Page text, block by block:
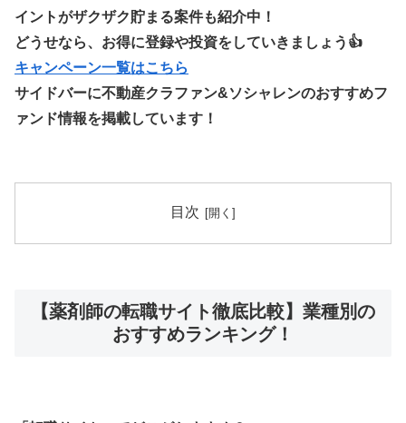
イントがザクザク貯まる案件も紹介中！
どうせなら、お得に登録や投資をしていきましょう👍
キャンペーン一覧はこちら
サイドバーに不動産クラファン&ソシャレンのおすすめフ
ァンド情報を掲載しています！
目次
【薬剤師の転職サイト徹底比較】業種別の
おすすめランキング！